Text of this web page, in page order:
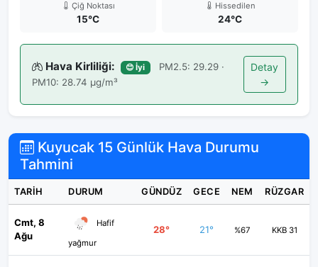
Çiğ Noktası
15°C
Hissedilen
24°C
Hava Kirliliği: 😊 İyi
PM2.5: 29.29 ·
PM10: 28.74 μg/m³
Detay
→
Kuyucak 15 Günlük Hava Durumu
Tahmini
TARIH DURUM GÜNDÜZ GECE NEM RÜZGAR
Cmt, 8
Ağu
Hafif
yağmur
28° 21° %67 KKB 31